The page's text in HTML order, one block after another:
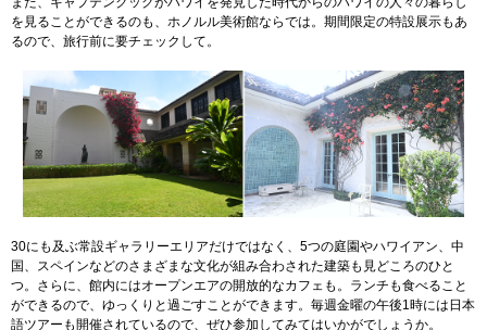
を見ることができるのも、ホノルル美術館ならでは。期間限定の特設展示もあ
るので、旅行前に要チェックして。
30にも及ぶ常設ギャラリーエリアだけではなく、5つの庭園やハワイアン、中
国、スペインなどのさまざまな文化が組み合わされた建築も見どころのひと
つ。さらに、館内にはオープンエアの開放的なカフェも。ランチも食べること
ができるので、ゆっくりと過ごすことができます。毎週金曜の午後1時には日本
語ツアーも開催されているので、ぜひ参加してみてはいかがでしょうか。